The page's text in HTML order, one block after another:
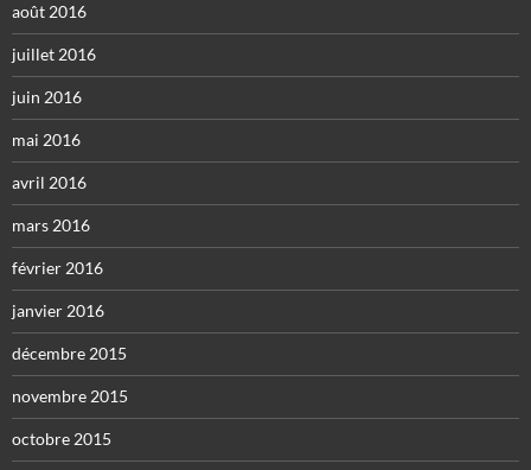
août 2016
juillet 2016
juin 2016
mai 2016
avril 2016
mars 2016
février 2016
janvier 2016
décembre 2015
novembre 2015
octobre 2015